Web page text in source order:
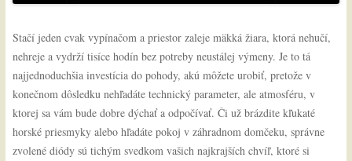
Stačí jeden cvak vypínačom a priestor zaleje mäkká žiara, ktorá nehučí,
nehreje a vydrží tisíce hodín bez potreby neustálej výmeny. Je to tá
najjednoduchšia investícia do pohody, akú môžete urobiť, pretože v
konečnom dôsledku nehľadáte technický parameter, ale atmosféru, v
ktorej sa vám bude dobre dýchať a odpočívať. Či už brázdite kľukaté
horské priesmyky alebo hľadáte pokoj v záhradnom domčeku, správne
zvolené diódy sú tichým svedkom vašich najkrajších chvíľ, ktoré si